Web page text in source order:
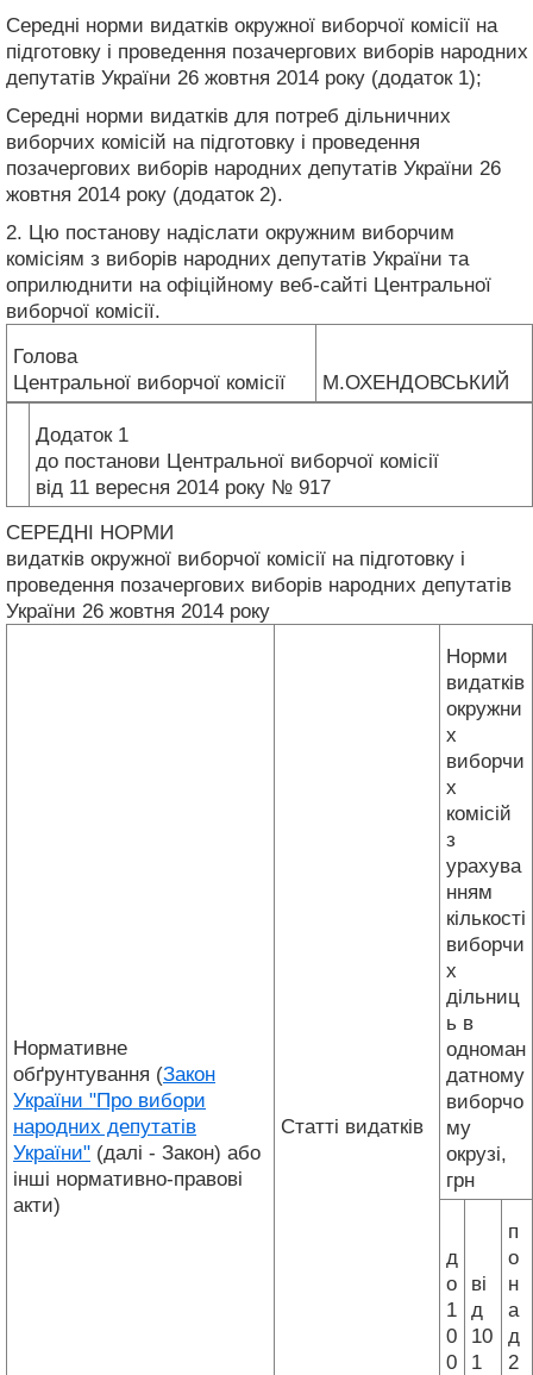
Середні норми видатків окружної виборчої комісії на
підготовку і проведення позачергових виборів народних
депутатів України 26 жовтня 2014 року (додаток 1);
Середні норми видатків для потреб дільничних
виборчих комісій на підготовку і проведення
позачергових виборів народних депутатів України 26
жовтня 2014 року (додаток 2).
2. Цю постанову надіслати окружним виборчим
комісіям з виборів народних депутатів України та
оприлюднити на офіційному веб-сайті Центральної
виборчої комісії.
Голова
Центральної виборчої комісії
М.ОХЕНДОВСЬКИЙ
Додаток 1
до постанови Центральної виборчої комісії
від 11 вересня 2014 року № 917
СЕРЕДНІ НОРМИ
видатків окружної виборчої комісії на підготовку і
проведення позачергових виборів народних депутатів
України 26 жовтня 2014 року
Нормативне
обґрунтування (Закон
України "Про вибори
народних депутатів
України" (далі - Закон) або
інші нормативно-правові
акти)
Статті видатків
Норми
видатків
окружни
х
виборчи
х
комісій
з
урахува
нням
кількості
виборчи
х
дільниц
ь в
одноман
датному
виборчо
му
окрузі,
грн
д
о
1
0
0
ві
д
10
1
п
о
н
а
д
2